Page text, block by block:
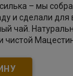
– мы
и сделали для
чай.
чистой